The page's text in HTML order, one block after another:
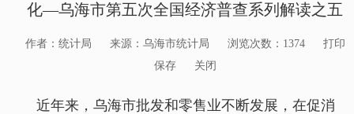
化—乌海市第五次全国经济普查系列解读之五
作者：统计局 来源：乌海市统计局 浏览次数： 1374
打印
保存
关闭
近年来，乌海市批发和零售业不断发展，在促消